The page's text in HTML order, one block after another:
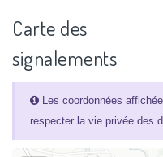
Carte des
signalements
Les coordonnées
respecter la vie privée des